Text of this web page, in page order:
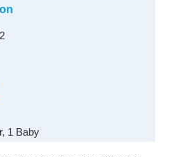
1 Baby